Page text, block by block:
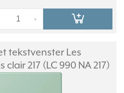
+
tekstvenster Les
217 (LC 990 NA 217)